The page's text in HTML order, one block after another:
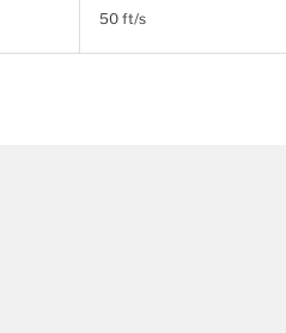
50 ft/s